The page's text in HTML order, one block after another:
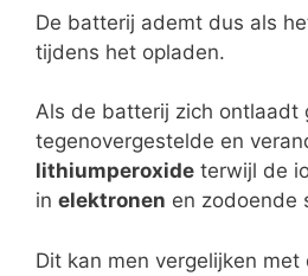
De batterij ademt dus als
tijdens het opladen.
Als de batterij zich ontlaadt
tegenovergestelde en
lithiumperoxide terwijl de
in elektronen en zodoende
Dit kan men vergelijken met